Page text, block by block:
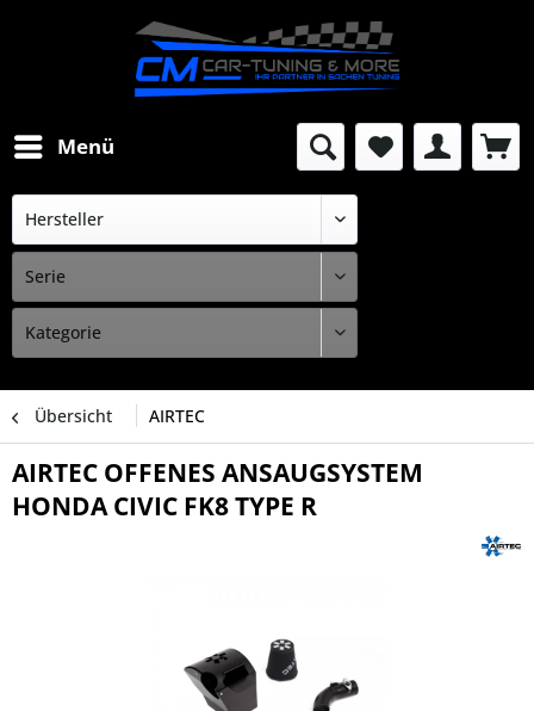
Menü
Übersicht AIRTEC
AIRTEC OFFENES ANSAUGSYSTEM
HONDA CIVIC FK8 TYPE R